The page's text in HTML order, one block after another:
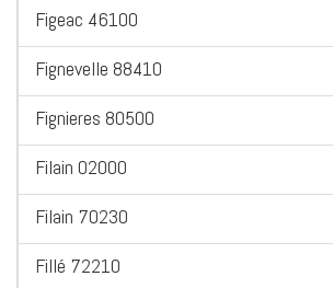
Figeac 46100
Fignevelle 88410
Fignieres 80500
Filain 02000
Filain 70230
Fillé 72210